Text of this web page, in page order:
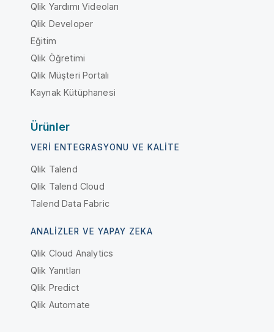
Qlik Yardımı Videoları
Qlik Developer
Eğitim
Qlik Öğretimi
Qlik Müşteri Portalı
Kaynak Kütüphanesi
Ürünler
VERI ENTEGRASYONU VE KALITE
Qlik Talend
Qlik Talend Cloud
Talend Data Fabric
ANALIZLER VE YAPAY ZEKA
Qlik Cloud Analytics
Qlik Yanıtları
Qlik Predict
Qlik Automate